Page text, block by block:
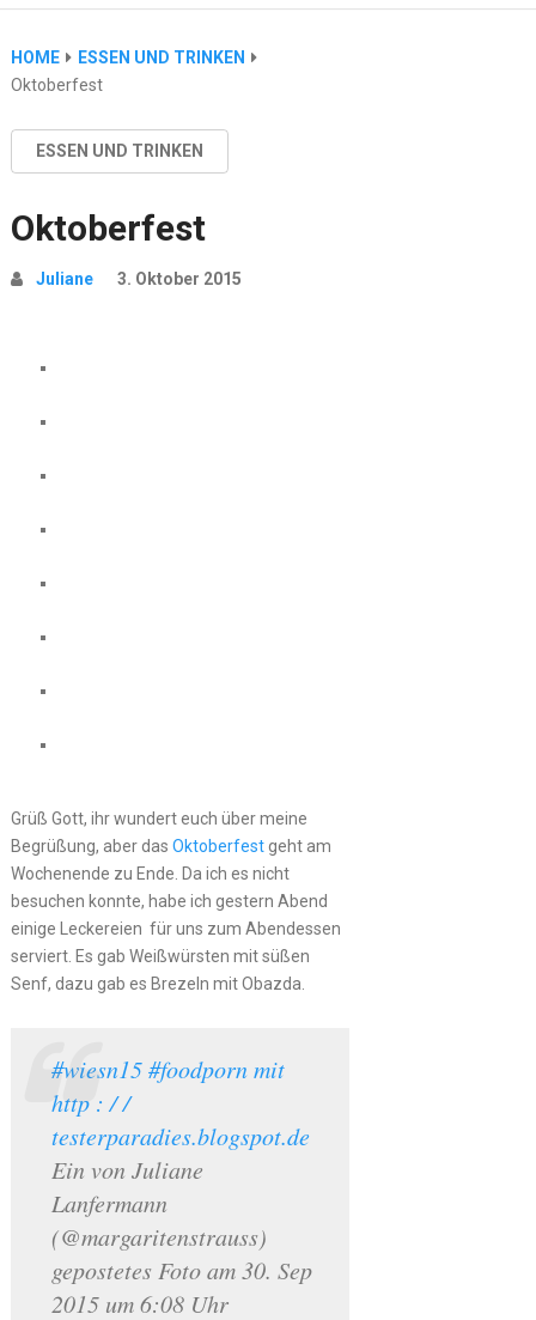
HOME
ESSEN UND TRINKEN
Oktoberfest
ESSEN UND TRINKEN
Oktoberfest
Juliane 3. Oktober 2015
Grüß Gott, ihr wundert euch über meine
Begrüßung, aber das Oktoberfestgeht am
Wochenende zu Ende. Da ich es nicht
besuchen konnte, habe ich gestern Abend
einige Leckereien für uns zum Abendessen
serviert. Es gab Weißwürsten mit süßen
Senf, dazu gab es Brezeln mit Obazda.
#wiesn15 #foodporn mit
http : / /
testerparadies.blogspot.de
Ein von Juliane
Lanfermann
(@margaritenstrauss)
gepostetes Foto am 30. Sep
2015 um 6:08 Uhr